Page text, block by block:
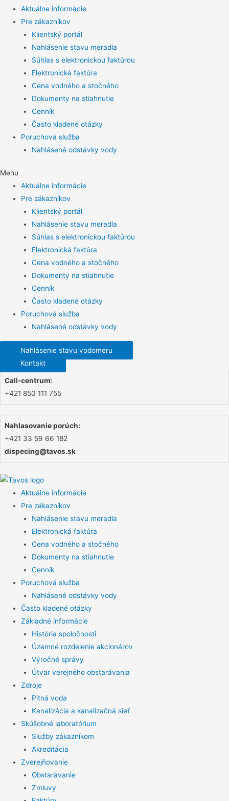
Aktuálne informácie
Pre zákazníkov
Klientský portál
Nahlásenie stavu meradla
Súhlas s elektronickou faktúrou
Elektronická faktúra
Cena vodného a stočného
Dokumenty na stiahnutie
Cenník
Často kladené otázky
Poruchová služba
Nahlásené odstávky vody
Menu
Aktuálne informácie
Pre zákazníkov
Klientský portál
Nahlásenie stavu meradla
Súhlas s elektronickou faktúrou
Elektronická faktúra
Cena vodného a stočného
Dokumenty na stiahnutie
Cenník
Často kladené otázky
Poruchová služba
Nahlásené odstávky vody
Nahlásenie stavu vodomeru
Kontakt
Call-centrum:
+421 850 111 755
Nahlasovanie porúch:
+421 33 59 66 182
dispecing@tavos.sk
Aktuálne informácie
Pre zákazníkov
Nahlásenie stavu meradla
Elektronická faktúra
Cena vodného a stočného
Dokumenty na stiahnutie
Cenník
Poruchová služba
Nahlásené odstávky vody
Často kladené otázky
Základné informácie
História spoločnosti
Územné rozdelenie akcionárov
Výročné správy
Útvar verejného obstarávania
Zdroje
Pitná voda
Kanalizácia a kanalizačná sieť
Skúšobné laboratórium
Služby zákazníkom
Akreditácia
Zverejňovanie
Obstarávanie
Zmluvy